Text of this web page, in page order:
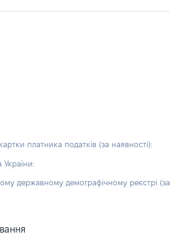
платника податків (за наявності):
державному демографічному реєстрі (за